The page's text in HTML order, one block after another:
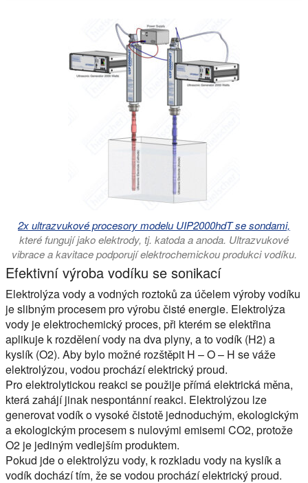
2x ultrazvukové procesory modelu UIP2000hdT se sondami,
které fungují jako elektrody, tj. katoda a anoda. Ultrazvukové
vibrace a kavitace podporují elektrochemickou produkci vodíku.
Efektivní výroba vodíku se sonikací
Elektrolýza vody a vodných roztoků za účelem výroby vodíku
je slibným procesem pro výrobu čisté energie. Elektrolýza
vody je elektrochemický proces, při kterém se elektřina
aplikuje k rozdělení vody na dva plyny, a to vodík (H2) a
kyslík (O2). Aby bylo možné rozštěpit H – O – H se váže
elektrolýzou, vodou prochází elektrický proud.
Pro elektrolytickou reakci se použije přímá elektrická měna,
která zahájí jinak nespontánní reakci. Elektrolýzou lze
generovat vodík o vysoké čistotě jednoduchým, ekologickým
a ekologickým procesem s nulovými emisemi CO2, protože
O2 je jediným vedlejším produktem.
Pokud jde o elektrolýzu vody, k rozkladu vody na kyslík a
vodík dochází tím, že se vodou prochází elektrický proud.